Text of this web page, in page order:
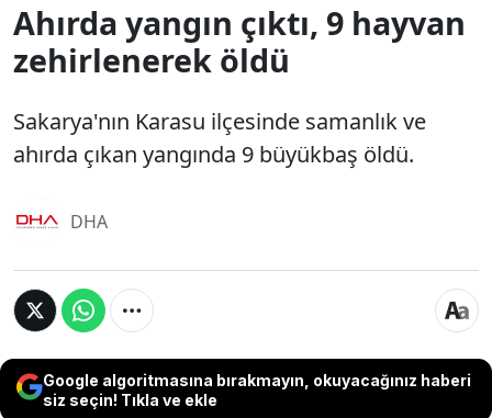
Ahırda yangın çıktı, 9 hayvan
zehirlenerek öldü
Sakarya'nın Karasu ilçesinde samanlık ve
ahırda çıkan yangında 9 büyükbaş öldü.
DHA
Google algoritmasına bırakmayın, okuyacağınız haberi
siz seçin! Tıkla ve ekle